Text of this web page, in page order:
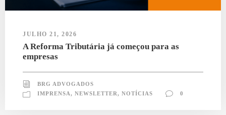
JULHO 21, 2026
A Reforma Tributária já começou para as
empresas
BRG ADVOGADOS
IMPRENSA, NEWSLETTER, NOTÍCIAS 0